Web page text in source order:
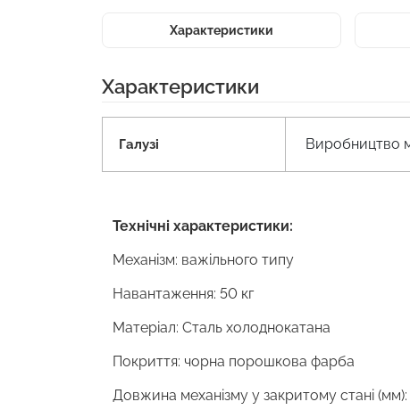
Характеристики
Характеристики
Галузі Виробництво
Технічні характеристики:
Механізм: важільного типу
Навантаження: 50 кг
Матеріал: Сталь холоднокатана
Покриття: чорна порошкова фарба
Довжина механізму у закритому стані